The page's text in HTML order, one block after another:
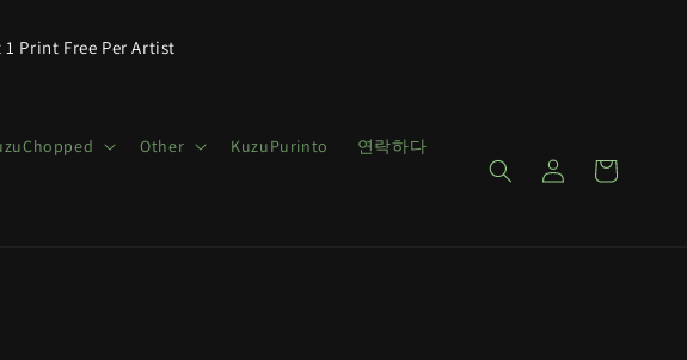
1 Print Free Per Artist
Other KuzuPurinto 연락하다
그
트